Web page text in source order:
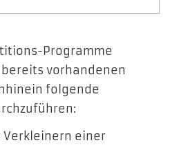
Programme
vorhandenen
folgende
einer